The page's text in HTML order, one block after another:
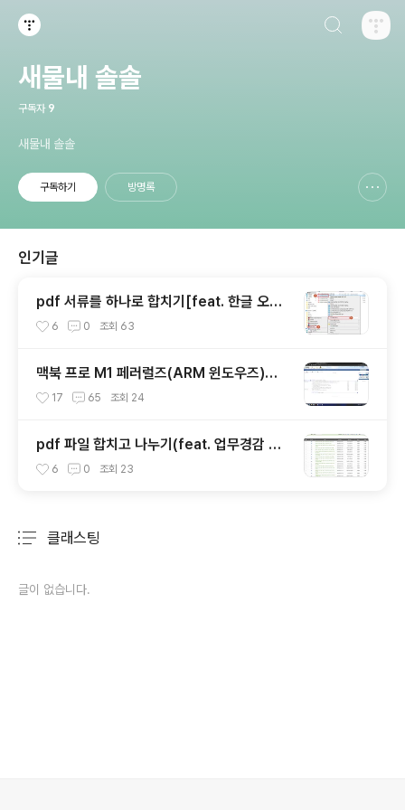
새물내 솔솔
구독자 9
새물내 솔솔
구독하기 방명록
인기글
pdf 서류를 하나로 합치기[feat. 한글 오피
스 PDF 2018 활용]
6 0 조회 63
맥북 프로 M1 페러럴즈(ARM 윈도우즈)에
서 EVPN 사용하기(1)-26.06.수정버전
17 65 조회 24
pdf 파일 합치고 나누기(feat. 업무경감 pd
f 합치기, pdf 나누기, 한pdf)
6 0 조회 23
클래스팅
글이 없습니다.